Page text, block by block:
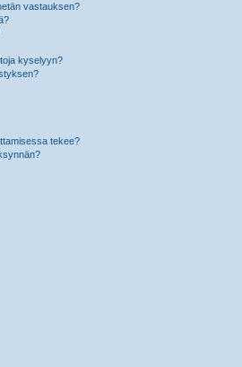
vastauksen?
kyselyyn?
tekee?